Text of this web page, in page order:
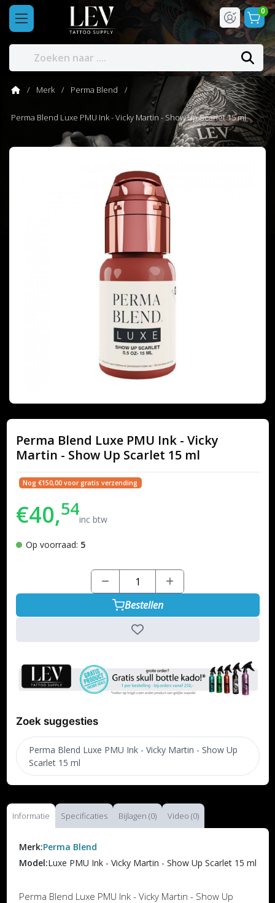
0
Merk Perma Blend
Perma Blend Luxe PMU Ink - Vicky Martin - Show Up Scarlet 15 ml
Perma Blend Luxe PMU Ink - Vicky
Martin - Show Up Scarlet 15 ml
Nog €150,00 voor gratis verzending
€40,54inc btw
Op voorraad: 5
Bestellen
Zoek suggesties
Perma Blend Luxe PMU Ink - Vicky Martin - Show Up
Scarlet 15 ml
Informatie Specificaties Bijlagen (0) Video (0)
Merk:Perma Blend
Model:Luxe PMU Ink - Vicky Martin - Show Up Scarlet 15 ml
Perma Blend Luxe PMU Ink - Vicky Martin - Show Up